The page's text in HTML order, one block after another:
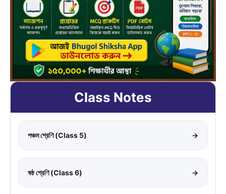
Class Notes
পঞ্চম শ্রেণি (Class 5) →
ষষ্ঠ শ্রেণি (Class 6) →